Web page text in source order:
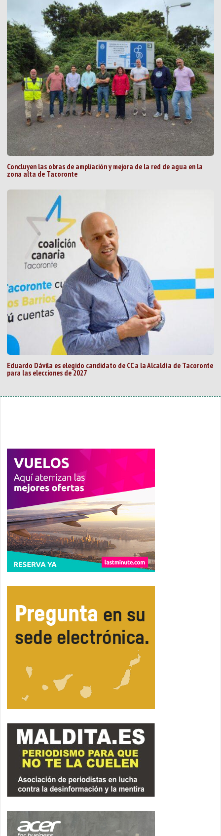
Concluyen las obras de ampliación y mejora de la red de agua en la
zona alta de Tacoronte
Eduardo Dávila es elegido candidato de CC a la Alcaldía de Tacoronte
para las elecciones de 2027